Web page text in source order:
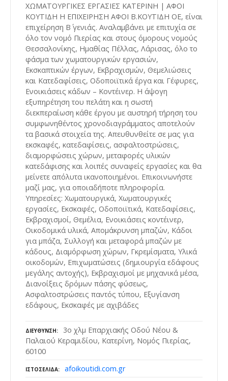
ΧΩΜΑΤΟΥΡΓΙΚΕΣ ΕΡΓΑΣΙΕΣ ΚΑΤΕΡΙΝΗ | ΑΦΟΙ
ΚΟΥΤΙΔΗ Η ΕΠΙΧΕΙΡΗΣΗ ΑΦΟΙ Β.ΚΟΥΤΙΔΗ ΟΕ, είναι
επιχείρηση Β΄ γενιάς. Αναλαμβάνει με επιτυχία σε
όλο τον νομό Πιερίας και στους όμορους νομούς
Θεσσαλονίκης, Ημαθίας Πέλλας, Λάρισας, όλο το
φάσμα των χωματουργικών εργασιών,
Εκσκαπτικών έργων, Εκβραχισμών, Θεμελιώσεις
και Κατεδαφίσεις, Οδοποιϊτικά έργα και Γέφυρες,
Ενοικιάσεις κάδων – Κοντέινερ. Η άψογη
εξυπηρέτηση του πελάτη και η σωστή
διεκπεραίωση κάθε έργου με αυστηρή τήρηση του
συμφωνηθέντος χρονοδιαγράμματος αποτελούν
τα βασικά στοιχεία της. Απευθυνθείτε σε μας για
εκσκαφές, κατεδαφίσεις, ασφαλτοστρώσεις,
διαμορφώσεις χώρων, μεταφορές υλικών
κατεδάφισης και λοιπές συναφείς εργασίες και θα
μείνετε απόλυτα ικανοποιημένοι. Επικοινωνήστε
μαζί μας, για οποιαδήποτε πληροφορία.
Υπηρεσίες: Χωματουργικά, Χωματουργικές
εργασίες, Εκσκαφές, Οδοποιϊτικά, Κατεδαφίσεις,
Εκβραχισμοί, Θεμέλια, Ενοικιάσεις κοντέινερ,
Οικοδομικά υλικά, Απομάκρυνση μπαζών, Κάδοι
για μπάζα, Συλλογή και μεταφορά μπαζών με
κάδους, Διαμόρφωση χώρων, Γκρεμίσματα, Υλικά
οικοδομών, Επιχωματώσεις (δημιουργία εδάφους
μεγάλης αντοχής), Εκβραχισμοί με μηχανικά μέσα,
Διανοίξεις δρόμων πάσης φύσεως,
Ασφαλτοστρώσεις παντός τύπου, Εξυγίανση
εδάφους, Εκσκαφές με αχιβάδες
ΔΙΕΎΘΥΝΣΗ
3ο χλμ Επαρχιακής Οδού Νέου &
Παλαιού Κεραμιδίου, Κατερίνη, Νομός Πιερίας,
60100
ΙΣΤΟΣΕΛΊΔΑ afoikoutidi.com.gr